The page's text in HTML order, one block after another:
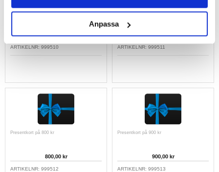
Anpassa
Presentkort på 600 kr
600,00 kr
ARTIKELNR: 999510
Presentkort på 700 kr
700,00 kr
ARTIKELNR: 999511
Presentkort på 800 kr
800,00 kr
ARTIKELNR: 999512
Presentkort på 900 kr
900,00 kr
ARTIKELNR: 999513